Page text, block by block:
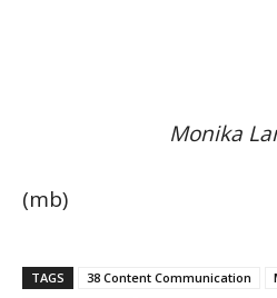
Monika
(mb)
TAGS 38 Content Communication